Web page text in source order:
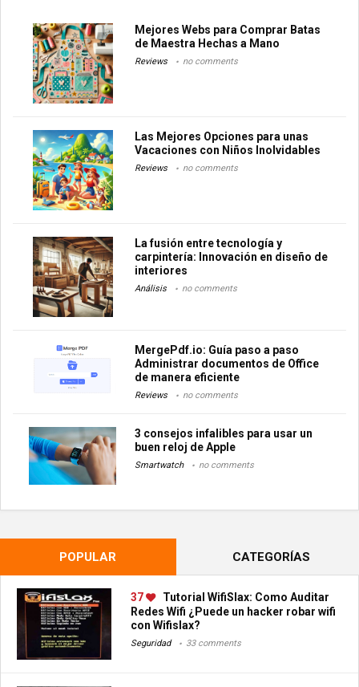
Mejores Webs para Comprar Batas
de Maestra Hechas a Mano
Reviews no comments
Las Mejores Opciones para unas
Vacaciones con Niños Inolvidables
Reviews no comments
La fusión entre tecnología y
carpintería: Innovación en diseño de
interiores
Análisis no comments
MergePdf.io: Guía paso a paso
Administrar documentos de Office
de manera eficiente
Reviews no comments
3 consejos infalibles para usar un
buen reloj de Apple
Smartwatch no comments
POPULAR CATEGORÍAS
37
Tutorial WifiSlax: Como Auditar
Redes Wifi ¿Puede un hacker robar wifi
con Wifislax?
Seguridad 33 comments